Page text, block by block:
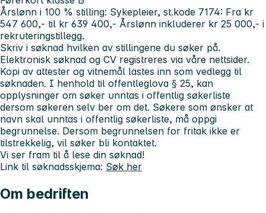
Årslønn i 100 % stilling: Sykepleier, st.kode 7174: Fra kr
547 600,- til kr 639 400,- Årslønn inkluderer kr 25 000,- i
rekruteringstillegg.
Skriv i søknad hvilken av stillingene du søker på.
Elektronisk søknad og CV registreres via våre nettsider.
Kopi av attester og vitnemål lastes inn som vedlegg til
søknaden. I henhold til offentleglova § 25, kan
opplysninger om søker unntas i offentlig søkerliste
dersom søkeren selv ber om det. Søkere som ønsker at
navn skal unntas i offentlig søkerliste, må oppgi
begrunnelse. Dersom begrunnelsen for fritak ikke er
tilstrekkelig, vil søker bli kontaktet.
Vi ser fram til å lese din søknad!
Link til søknadsskjema: Søk her
Om bedriften